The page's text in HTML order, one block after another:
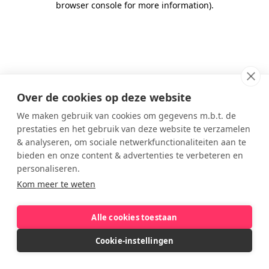
Over de cookies op deze website
We maken gebruik van cookies om gegevens m.b.t. de
prestaties en het gebruik van deze website te verzamelen
& analyseren, om sociale netwerkfunctionaliteiten aan te
bieden en onze content & advertenties te verbeteren en
personaliseren.
Kom meer te weten
Alle cookies toestaan
Cookie-instellingen
browser console for more information).